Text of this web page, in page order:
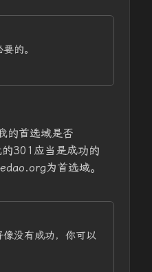
的。
的首选域是否
301应当是成功的
为首选域。
像没有成功，你可以